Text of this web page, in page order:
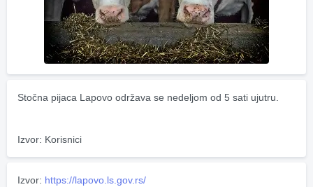
Stočna pijaca Lapovo održava se nedeljom od 5 sati ujutru.
Izvor: Korisnici
Izvor: https://lapovo.ls.gov.rs/